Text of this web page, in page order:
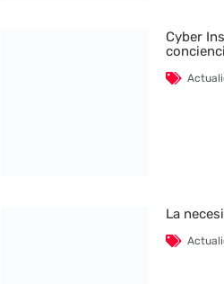
Cyber
La